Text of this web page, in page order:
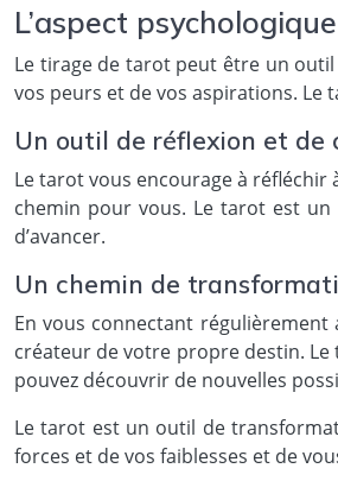
L’aspect
Le tirage de tarot peut être un
vos peurs et de vos aspirations. Le
Un outil de réflexion et de
Le tarot vous encourage à réfléchir
chemin pour vous. Le tarot est
d’avancer.
Un chemin de
En vous connectant
créateur de votre propre destin.
pouvez découvrir de nouvelles
Le tarot est un outil de
forces et de vos faiblesses et de